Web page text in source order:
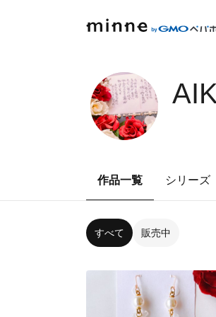
作品一覧 シリーズ
すべて 販売中